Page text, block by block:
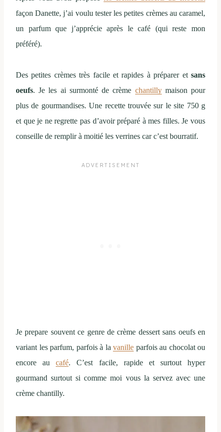
façon Danette, j’ai voulu tester les petites crèmes au caramel,
un parfum que j’apprécie après le café (qui reste mon
préféré).
Des petites crèmes très facile et rapides à préparer et sans
oeufs. Je les ai surmonté de crème chantillymaison pour
plus de gourmandises. Une recette trouvée sur le site 750 g
et que je ne regrette pas d’avoir préparé à mes filles. Je vous
conseille de remplir à moitié les verrines car c’est bourratif.
Je prepare souvent ce genre de crème dessert sans oeufs en
variant les parfum, parfois à la vanille parfois au chocolat ou
encore aucafé. C’est facile, rapide et surtout hyper
gourmand surtout si comme moi vous la servez avec une
crème chantilly.